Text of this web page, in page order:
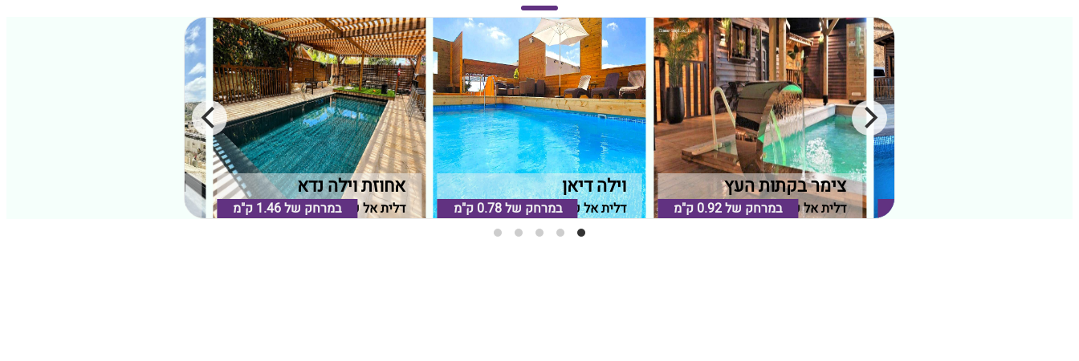
וילה דיאן
דלית אל כרמל, חיפה וחוף הכרמל
במרחק של0.78 ק"מ
צימר בקתות העץ
דלית אל כרמל, חיפה וחוף הכרמל
במרחק של0.92 ק"מ
וילה נור
דלית אל כרמל, חיפה וחוף הכרמל
אחוזת וילה נדא
דלית אל כרמל, חיפה וחוף הכרמל
במרחק של1.46 ק"מ